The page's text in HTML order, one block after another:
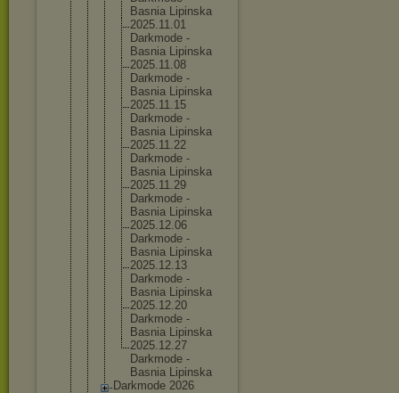
Basnia Lipinska
2025.11.01
Darkmode -
Basnia Lipinska
2025.11.08
Darkmode -
Basnia Lipinska
2025.11.15
Darkmode -
Basnia Lipinska
2025.11.22
Darkmode -
Basnia Lipinska
2025.11.29
Darkmode -
Basnia Lipinska
2025.12.06
Darkmode -
Basnia Lipinska
2025.12.13
Darkmode -
Basnia Lipinska
2025.12.20
Darkmode -
Basnia Lipinska
2025.12.27
Darkmode -
Basnia Lipinska
Darkmode 2026